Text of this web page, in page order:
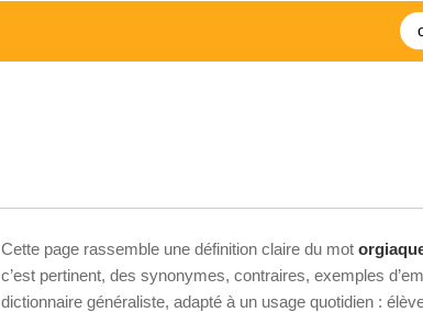
Cette page rassemble une définition claire du mot
c’est pertinent, des synonymes, contraires, exemples
dictionnaire généraliste, adapté à un usage quotidien :